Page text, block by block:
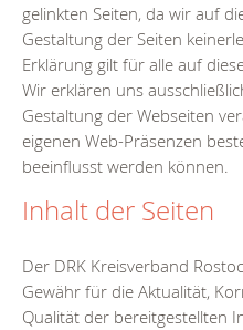
gelinkten Seiten, da wir auf
Gestaltung der Seiten
Erklärung gilt für alle auf
Wir erklären uns
Gestaltung der Webseiten
eigenen Web-Präsenzen
beeinflusst werden können.
Inhalt der Seiten
Der DRK Kreisverband
Gewähr für die Aktualität,
Qualität der bereitgestellten